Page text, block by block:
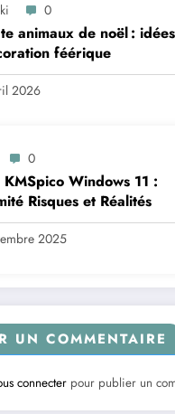
0
animaux de noël :
féérique
2026
0
KMSpico Windows 11 :
Risques et Réalités
2025
UN COMMENTAIRE
connecter pour publier un